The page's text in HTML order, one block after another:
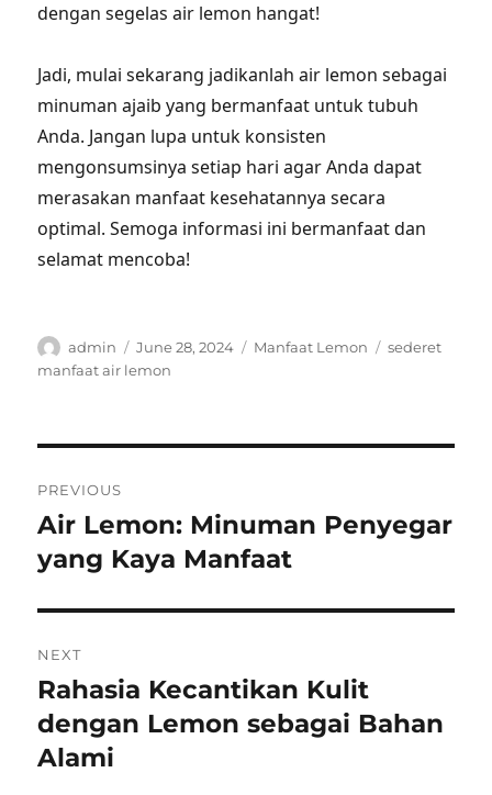
dengan segelas air lemon hangat!
Jadi, mulai sekarang jadikanlah air lemon sebagai
minuman ajaib yang bermanfaat untuk tubuh
Anda. Jangan lupa untuk konsisten
mengonsumsinya setiap hari agar Anda dapat
merasakan manfaat kesehatannya secara
optimal. Semoga informasi ini bermanfaat dan
selamat mencoba!
Author
admin
Posted
on
June 28, 2024 Categories
Manfaat Lemon Tags
sederet
manfaat air lemon
navigation
PREVIOUS
Previous
post:
Air Lemon: Minuman Penyegar
yang Kaya Manfaat
NEXT
Next
post:
Rahasia Kecantikan Kulit
dengan Lemon sebagai Bahan
Alami